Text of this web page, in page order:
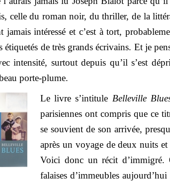
celle du roman noir, du thriller, de la
jamais intéressé et c’est à tort,
étiquetés de très grands écrivains. Et je
intensité, surtout depuis qu’il s’est
porte-plume.
Le livre s’intitule Belleville
parisiennes ont compris que ce
se souvient de son arrivée,
après un voyage de deux nuits
Voici donc un récit d’immigré.
falaises d’immeubles